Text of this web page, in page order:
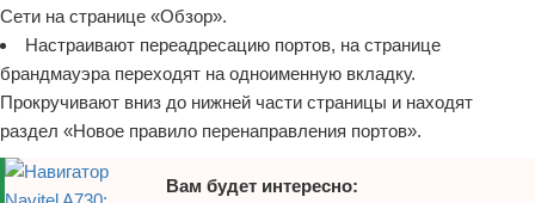
Сети на странице «Обзор».
Настраивают переадресацию портов, на странице
брандмауэра переходят на одноименную вкладку.
Прокручивают вниз до нижней части страницы и находят
раздел «Новое правило перенаправления портов».
Вам будет интересно: